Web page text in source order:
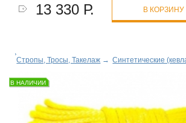
13 330 Р. В КОРЗИНУ
Стропы, Тросы, Такелаж → Синтетические
В НАЛИЧИИ